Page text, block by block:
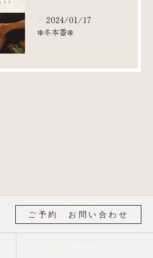
2024/01/17
❄️冬本番❄️
ご予約 お問い合わせ